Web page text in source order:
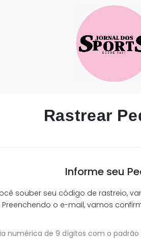
Rastrear
Informe seu
souber seu código de rastreio,
Preenchendo o e-mail, vamos
numérica de 9 dígitos com o padrão